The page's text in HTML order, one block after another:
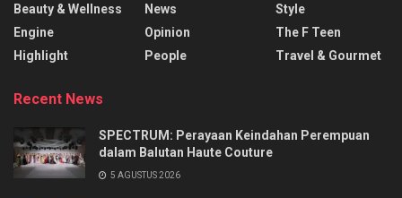
Beauty & Wellness
Engine
Highlight
News
Opinion
People
Style
The F Teen
Travel & Gourmet
Recent News
SPECTRUM: Perayaan Keindahan Perempuan
dalam Balutan Haute Couture
5 AGUSTUS 2026